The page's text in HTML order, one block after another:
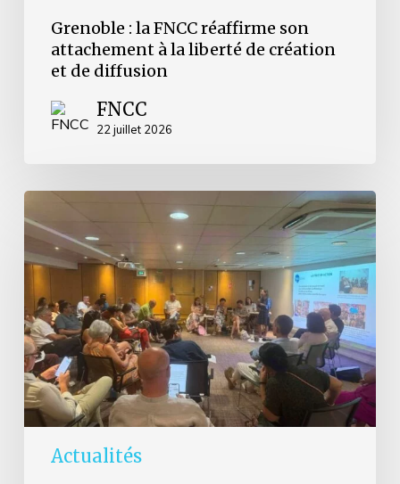
Grenoble : la FNCC réaffirme son
attachement à la liberté de création
et de diffusion
FNCC
22 juillet 2026
Actualités
Retour
sur
les
Journées
d’Avignon
2026
accueillir
les
nouveaux
élu.es,
partager
les
expériences
porter